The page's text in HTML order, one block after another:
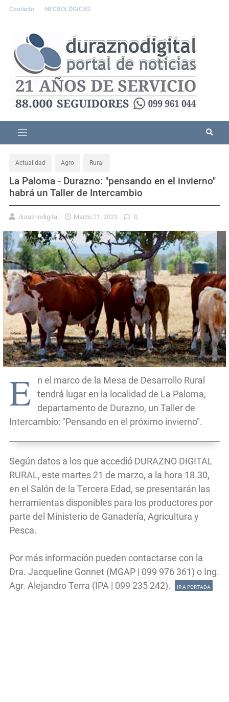
Contacto NECROLÓGICAS
Actualidad Agro Rural
La Paloma - Durazno: "pensando en el invierno"
habrá un Taller de Intercambio
duraznodigital Marzo 21, 2023 0
E
n el marco de la Mesa de Desarrollo Rural
tendrá lugar en la localidad de La Paloma,
departamento de Durazno, un Taller de
Intercambio: "Pensando en el próximo invierno".
Según datos a los que accedió DURAZNO DIGITAL
RURAL, este martes 21 de marzo, a la hora 18.30,
en el Salón de la Tercera Edad, se presentarán las
herramientas disponibles para los productores por
parte del Ministerio de Ganadería, Agricultura y
Pesca.
Por más información pueden contactarse con la
Dra. Jacqueline Gonnet (MGAP | 099 976 361) o Ing.
Agr. Alejandro Terra (IPA | 099 235 242).
IR A PORTADA